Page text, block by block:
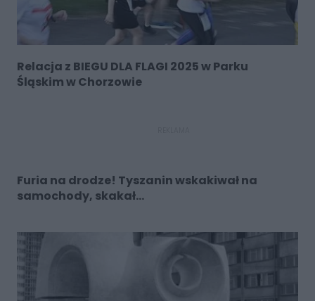
Relacja z BIEGU DLA FLAGI 2025 w Parku
Śląskim w Chorzowie
Furia na drodze! Tyszanin wskakiwał na
samochody, skakał...